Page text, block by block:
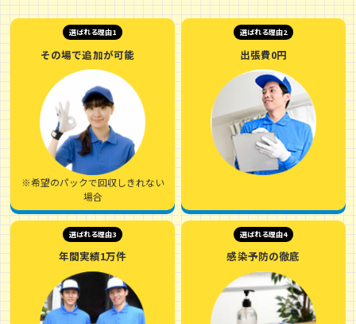
選ばれる理由1
その場で追加が可能
※希望のパックで回収しきれない
場合
選ばれる理由2
出張費0円
選ばれる理由3
年間実績1万件
選ばれる理由4
感染予防の徹底